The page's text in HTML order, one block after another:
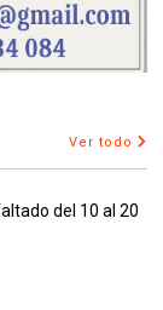
Ver todo
del 10 al 20